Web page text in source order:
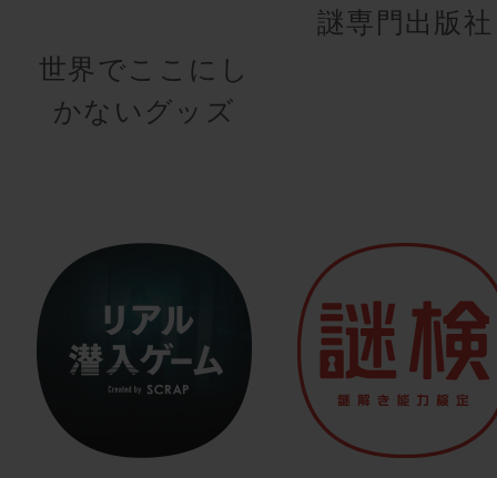
世界でここにし
かないグッズ
謎専門出版社